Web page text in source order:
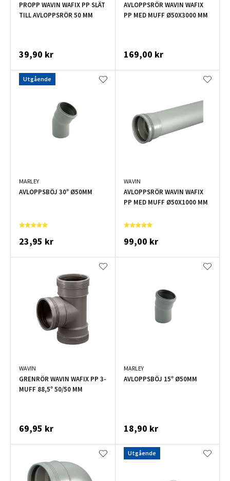
PROPP WAVIN WAFIX PP SLÄT
TILL AVLOPPSRÖR 50 MM
39,90 kr
AVLOPPSRÖR WAVIN WAFIX
PP MED MUFF Ø50X3000 MM
169,00 kr
Utgående
MARLEY
AVLOPPSBÖJ 30° Ø50MM
23,95 kr
WAVIN
AVLOPPSRÖR WAVIN WAFIX
PP MED MUFF Ø50X1000 MM
99,00 kr
WAVIN
GRENRÖR WAVIN WAFIX PP 3-
MUFF 88,5° 50/50 MM
69,95 kr
MARLEY
AVLOPPSBÖJ 15° Ø50MM
18,90 kr
Utgående